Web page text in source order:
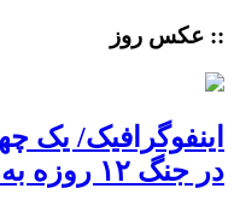
:: عکس روز
اینفوگرافیک/ یک
در جنگ ۱۲ روزه به باد رفت